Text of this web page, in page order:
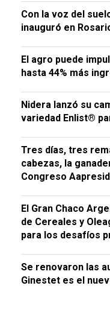
Con la voz del
inauguró en
El agro puede
hasta 44% más
Nidera lanzó su
variedad Enlist®
Tres días, tres
cabezas, la
Congreso Aapresid
El Gran Chaco
de Cereales y
para los desafíos
Se renovaron las
Ginestet es el